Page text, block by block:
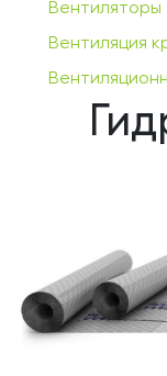
Вентиляторы
Вентиляция